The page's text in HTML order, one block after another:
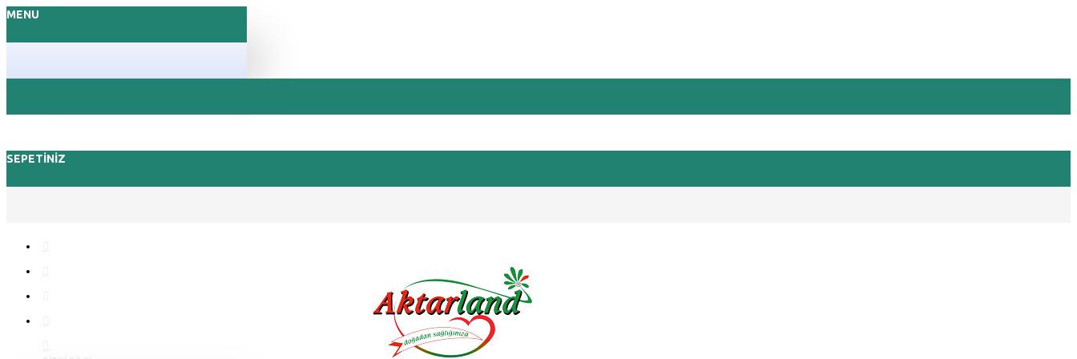
MENU
SEPETINIZ